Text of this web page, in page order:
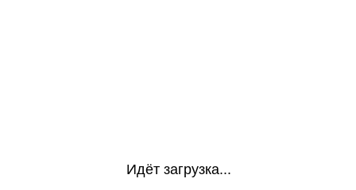
Идёт загрузка...